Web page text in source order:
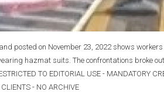
posted on November 23, 2022 shows workers
hazmat suits. The confrontations broke
TO EDITORIAL USE - MANDATORY
- NO ARCHIVE